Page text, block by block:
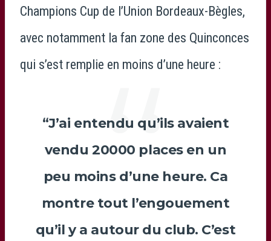
Champions Cup de l’Union Bordeaux-Bègles,
avec notamment la fan zone des Quinconces
qui s’est remplie en moins d’une heure :
“J’ai entendu qu’ils avaient
vendu 20000 places en un
peu moins d’une heure. Ca
montre tout l’engouement
qu’il y a autour du club. C’est